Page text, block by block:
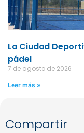
La Ciudad
pádel
7 de agosto de 2026
Leer más »
Compartir